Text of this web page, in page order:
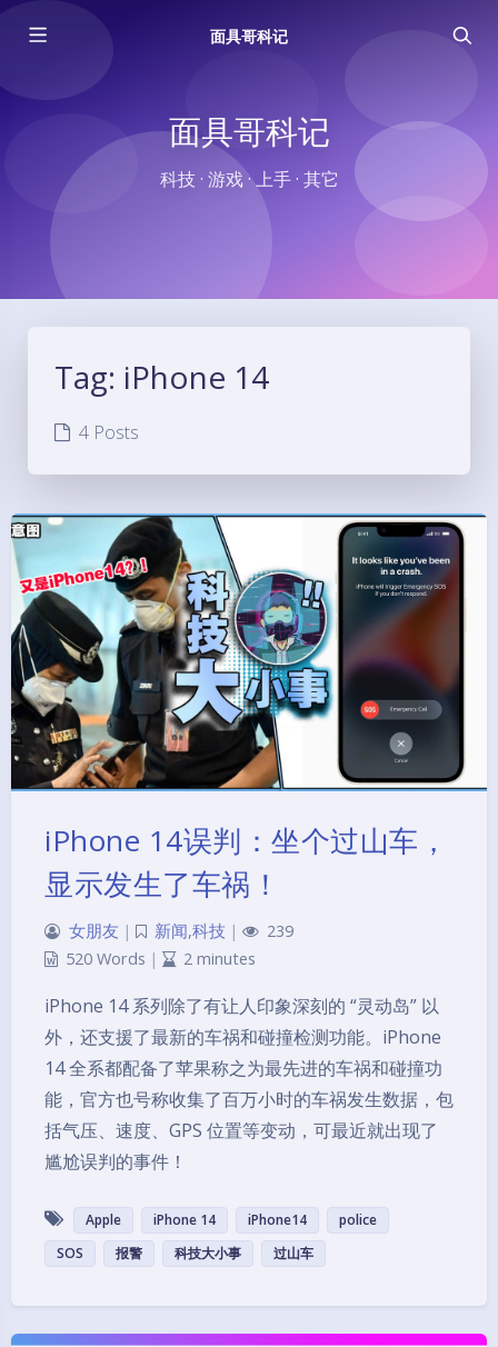
面具哥科记
面具哥科记
科技 · 游戏 · 上手 · 其它
Tag: iPhone 14
4 Posts
iPhone 14误判：坐个过山车，
显示发生了车祸！
女朋友 | 新闻,科技 |
239
520 Words | 2 minutes
iPhone 14 系列除了有让人印象深刻的 “灵动岛” 以
外，还支援了最新的车祸和碰撞检测功能。iPhone
14 全系都配备了苹果称之为最先进的车祸和碰撞功
能，官方也号称收集了百万小时的车祸发生数据，包
括气压、速度、GPS 位置等变动，可最近就出现了
尴尬误判的事件！
Apple iPhone 14 iPhone14
police
SOS
报警 科技大小事 过山车